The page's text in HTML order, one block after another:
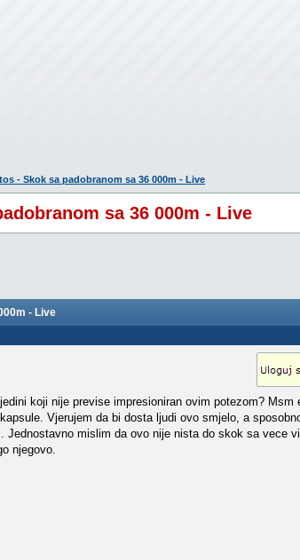
- Skok sa padobranom sa 36 000m - Live
sa 36 000m - Live
- Live
koji nije previse impresioniran ovim potezom?
Vjerujem da bi dosta ljudi ovo smjelo, a
Jednostavno mislim da ovo nije nista do skok sa vece
njegovo.